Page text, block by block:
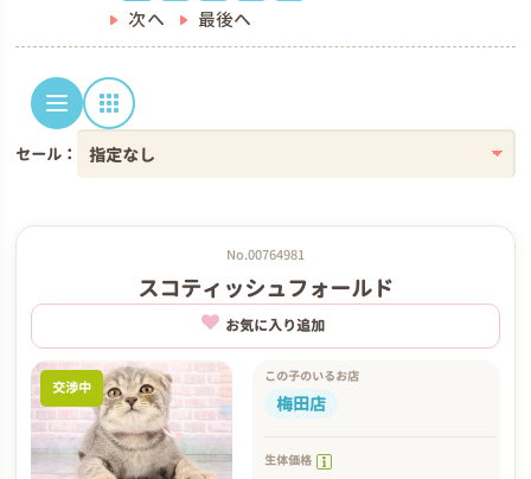
次へ 最後へ
セール：
No.00764981
スコティッシュフォールド
お気に入り追加
交渉中
この子のいるお店
梅田店
生体価格